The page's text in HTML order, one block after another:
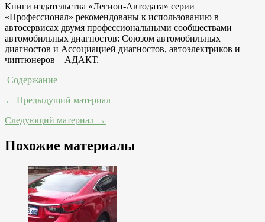
Книги издательства «Легион-Автодата» серии
«Профессионал» рекомендованы к использованию в
автосервисах двумя профессиональными сообществами
автомобильных диагностов: Союзом автомобильных
диагностов и Ассоциацией диагностов, автоэлектриков и
чиптюнеров – АДАКТ.
Содержание
← Предыдущий материал
Следующий материал →
Похожие материалы